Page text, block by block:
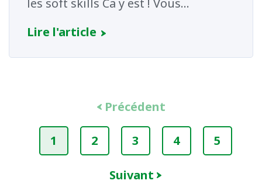
les soft skills Ca y est ! Vous...
Lire l'article
Précédent
1 2 3 4 5
Suivant